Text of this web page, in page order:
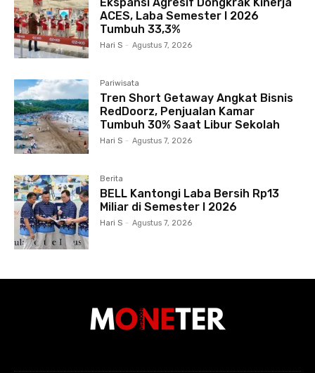
ACES, Laba Semester I 2026
Tumbuh 33,3%
Hari S - Agustus 7, 2026
Pariwisata
Tren Short Getaway Angkat Bisnis
RedDoorz, Penjualan Kamar
Tumbuh 30% Saat Libur Sekolah
Hari S - Agustus 7, 2026
Berita
BELL Kantongi Laba Bersih Rp13
Miliar di Semester I 2026
Hari S - Agustus 7, 2026